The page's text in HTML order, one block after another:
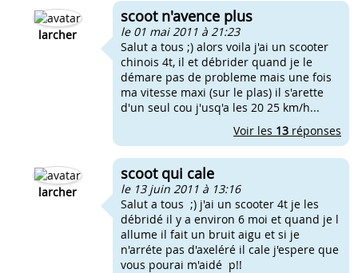
larcher
scoot n'avence plus
le 01 mai 2011 à 21:23
Salut a tous ;) alors voila j'ai un scooter
chinois 4t, il et débrider quand je le
démare pas de probleme mais une fois
ma vitesse maxi (sur le plas) il s'arette
d'un seul cou j'usq'a les 20 25 km/h...
Voir les 13 réponses
larcher
scoot qui cale
le 13 juin 2011 à 13:16
Salut a tous ;) j'ai un scooter 4t je les
débridé il y a environ 6 moi et quand je l
allume il fait un bruit aigu et si je
n'arréte pas d'axeléré il cale j'espere que
vous pourai m'aidé p!!